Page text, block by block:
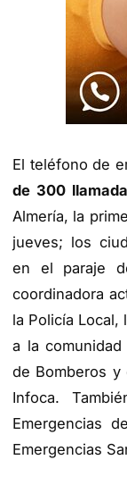
El teléfono de
de 300
Almería, la
jueves; los
en el paraje
coordinadora
la Policía Local,
a la
de Bomberos y
Infoca.
Emergencias
Emergencias